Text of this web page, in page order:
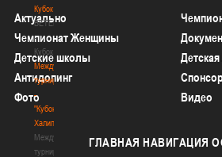
Кубок
BETERA
-
Кубок
Международный
турнир
-
"Кубок
Халипского"
Международный
турнир
Актуально
Чемпионат Женщины
Детские школы
Детская
Антидопинг
Фото
Видео
ГЛАВНАЯ НАВИГАЦИЯ